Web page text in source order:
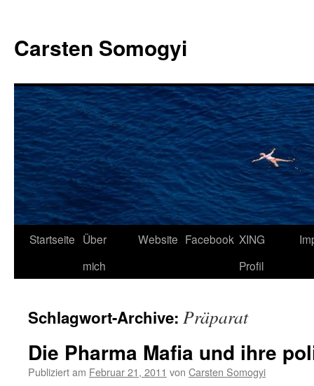
Carsten Somogyi
Zum
Startseite Über
mich
Website Facebook XING
Profil
Schlagwort-Archive: Präparat
Die Pharma Mafia und ihre
Publiziert am Februar 21, 2011 von Carsten Somogyi